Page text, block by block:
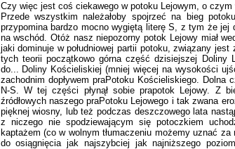
Czy więc jest coś ciekawego w potoku Lejowym, o
Przede wszystkim należałoby spojrzeć na bieg
przypomina bardzo mocno wygiętą literę S, z tym że jej
na wschód. Otóż nasz niepozorny potok Lejowy miał
jaki dominuje w południowej partii potoku, związany
tych teorii początkowo górna część dzisiejszej Doliny
do... Doliny Kościeliskiej (mniej więcej na wysokości
zachodnim dopływem praPotoku Kościeliskiego. Dolna
N-S. W tej części płynął sobie prapotok Lejowy. Z
źródłowych naszego praPotoku Lejowego i tak zwana
pięknej wiosny, lub też podczas deszczowego lata
z niczego nie spodziewającym się potoczkiem
kaptażem (co w wolnym tłumaczeniu możemy uznać
do osiągnięcia jak najszybciej jak najniższego